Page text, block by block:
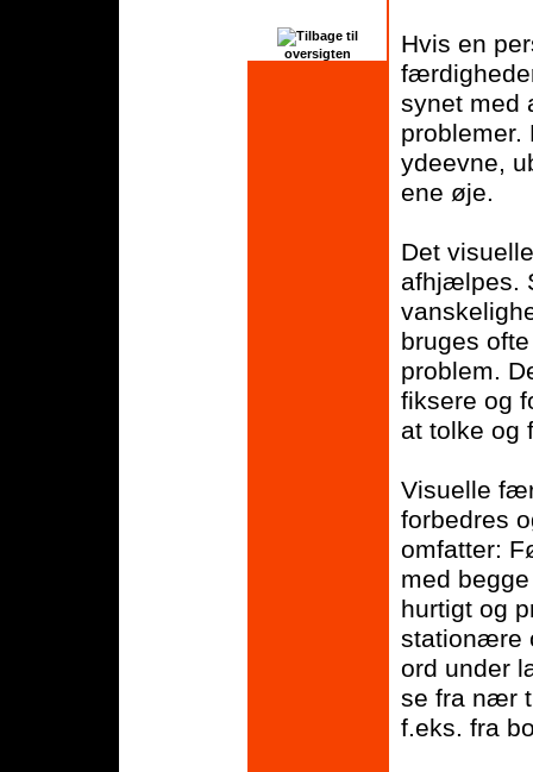
Tilbage til
oversigten
Hvis en
synet med
ydeevne,
ene øje.
Det
afhjælpes.
bruges
problem.
fiksere og
at tolke og
Visuelle
forbedres
omfatter:
med
hurtigt og
stationære
ord under
se fra nær
f.eks. fra